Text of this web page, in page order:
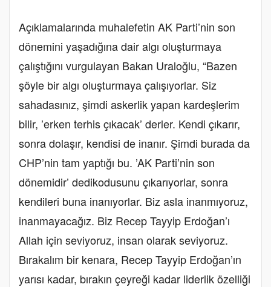
Açıklamalarında muhalefetin AK Parti’nin son
dönemini yaşadığına dair algı oluşturmaya
çalıştığını vurgulayan Bakan Uraloğlu, “Bazen
şöyle bir algı oluşturmaya çalışıyorlar. Siz
sahadasınız, şimdi askerlik yapan kardeşlerim
bilir, ’erken terhis çıkacak’ derler. Kendi çıkarır,
sonra dolaşır, kendisi de inanır. Şimdi burada da
CHP’nin tam yaptığı bu. ’AK Parti’nin son
dönemidir’ dedikodusunu çıkarıyorlar, sonra
kendileri buna inanıyorlar. Biz asla inanmıyoruz,
inanmayacağız. Biz Recep Tayyip Erdoğan’ı
Allah için seviyoruz, insan olarak seviyoruz.
Bırakalım bir kenara, Recep Tayyip Erdoğan’ın
yarısı kadar, bırakın çeyreği kadar liderlik özelliği